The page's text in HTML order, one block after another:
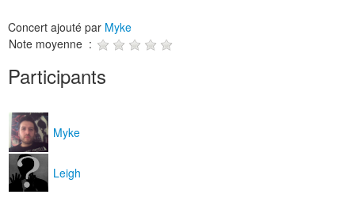
Concert ajouté par Myke
Note moyenne :
Participants
Myke
Leigh